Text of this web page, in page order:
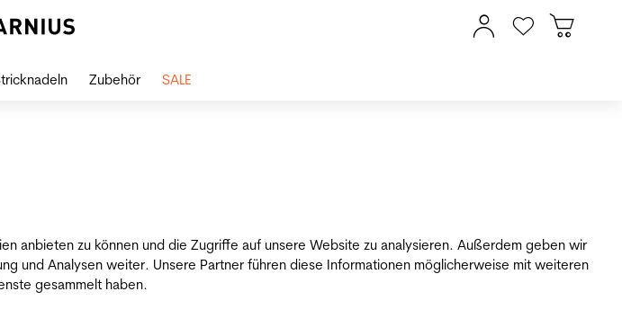
anbieten zu können und die Zugriffe auf unsere Website zu analysieren. Außerdem geben wir
und Analysen weiter. Unsere Partner führen diese Informationen möglicherweise mit weiteren
gesammelt haben.
Zubehör SALE